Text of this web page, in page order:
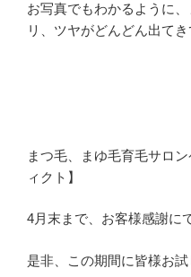
お写真でもわかるように
リ、ツヤがどんどん出て
まつ毛、まゆ毛育毛サロ
ィクト】
4月末まで、お客様感謝に
是非、この期間に皆様お